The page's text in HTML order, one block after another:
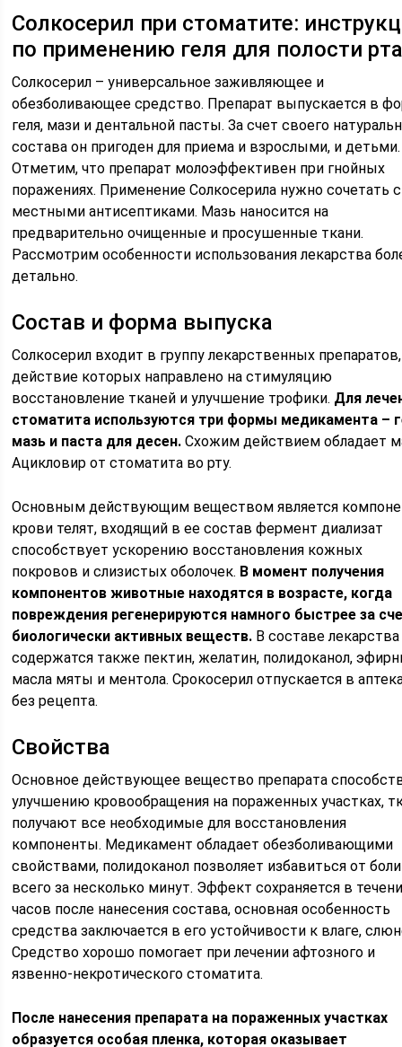
Солкосерил при стоматите:
по применению геля для полости
Солкосерил – универсальное заживляющее и
обезболивающее средство. Препарат выпускается в
геля, мази и дентальной пасты. За счет своего
состава он пригоден для приема и взрослыми, и детьми.
Отметим, что препарат молоэффективен при гнойных
поражениях. Применение Солкосерила нужно сочетать с
местными антисептиками. Мазь наносится на
предварительно очищенные и просушенные ткани.
Рассмотрим особенности использования лекарства
детально.
Состав и форма выпуска
Солкосерил входит в группу лекарственных препаратов,
действие которых направлено на стимуляцию
восстановление тканей и улучшение трофики. Для
стоматита используются три формы медикамента –
мазь и паста для десен. Схожим действием обладает
Ацикловир от стоматита во рту.
Основным действующим веществом является
крови телят, входящий в ее состав фермент диализат
способствует ускорению восстановления кожных
покровов и слизистых оболочек. В момент получения
компонентов животные находятся в возрасте, когда
повреждения регенерируются намного быстрее за
биологически активных веществ. В составе лекарства
содержатся также пектин, желатин, полидоканол,
масла мяты и ментола. Срокосерил отпускается в
без рецепта.
Свойства
Основное действующее вещество препарата
улучшению кровообращения на пораженных участках,
получают все необходимые для восстановления
компоненты. Медикамент обладает обезболивающими
свойствами, полидоканол позволяет избавиться от боли
всего за несколько минут. Эффект сохраняется в
часов после нанесения состава, основная особенность
средства заключается в его устойчивости к влаге,
Средство хорошо помогает при лечении афтозного и
язвенно-некротического стоматита.
После нанесения препарата на пораженных участках
образуется особая пленка, которая оказывает